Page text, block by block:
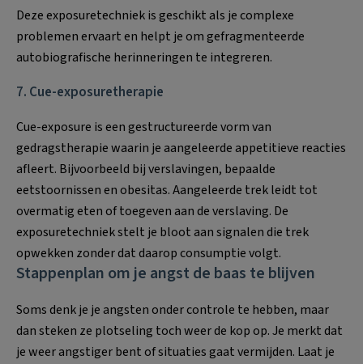
Deze exposuretechniek is geschikt als je complexe
problemen ervaart en helpt je om gefragmenteerde
autobiografische herinneringen te integreren.
7. Cue-exposuretherapie
Cue-exposure is een gestructureerde vorm van
gedragstherapie waarin je aangeleerde appetitieve reacties
afleert. Bijvoorbeeld bij verslavingen, bepaalde
eetstoornissen en obesitas. Aangeleerde trek leidt tot
overmatig eten of toegeven aan de verslaving. De
exposuretechniek stelt je bloot aan signalen die trek
opwekken zonder dat daarop consumptie volgt.
Stappenplan om je angst de baas te blijven
Soms denk je je angsten onder controle te hebben, maar
dan steken ze plotseling toch weer de kop op. Je merkt dat
je weer angstiger bent of situaties gaat vermijden. Laat je